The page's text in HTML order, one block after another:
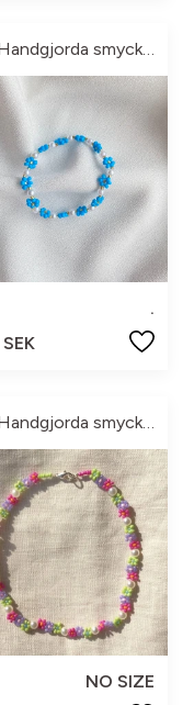
Handgjorda smycke🤍
.
Handgjorda smycke🤍
NO SIZE